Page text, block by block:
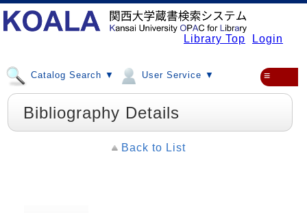
Library Top Login
Catalog Search ▼ User Service ▼ ≡
Bibliography Details
Back to List